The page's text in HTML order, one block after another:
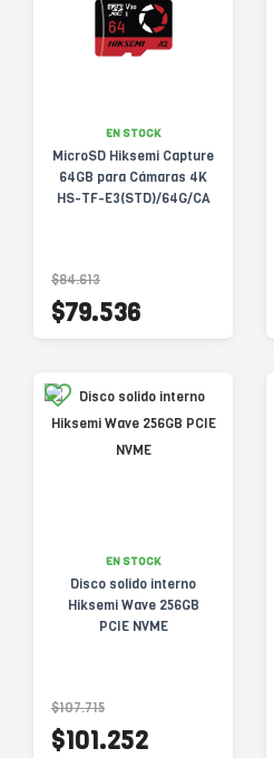
EN STOCK
MicroSD Hiksemi Capture
64GB para Cámaras 4K
HS-TF-E3(STD)/64G/CA
$84.613
$79.536
EN STOCK
Disco solido interno
Hiksemi Wave 256GB
PCIE NVME
$107.715
$101.252